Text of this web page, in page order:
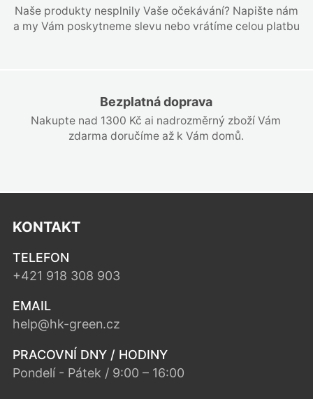
Naše produkty nesplnily Vaše očekávání? Napište nám
a my Vám poskytneme slevu nebo vrátíme celou platbu
Bezplatná doprava
Nakupte nad 1300 Kč ai nadrozměrný zboží Vám
zdarma doručíme až k Vám domů.
KONTAKT
TELEFON
+421 918 308 903
EMAIL
help@hk-green.cz
PRACOVNÍ DNY / HODINY
Pondelí - Pátek / 9:00 – 16:00